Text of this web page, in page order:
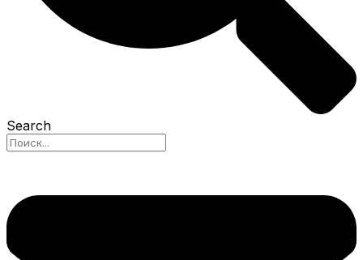
Search